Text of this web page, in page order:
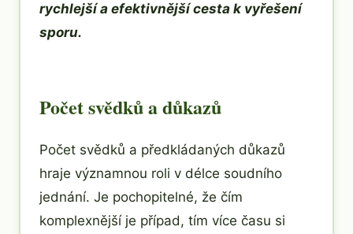
rychlejší a efektivnější cesta k vyřešení
sporu.
Počet svědků a důkazů
Počet svědků a předkládaných důkazů
hraje významnou roli v délce soudního
jednání. Je pochopitelné, že čím
komplexnější je případ, tím více času si